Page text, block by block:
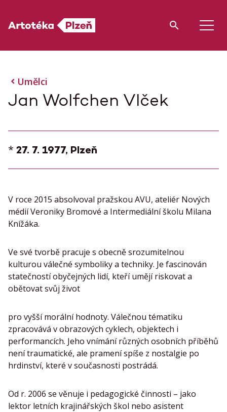
Umělci
Jan Wolfchen Vlček
* 27. 7. 1977, Plzeň
V roce 2015 absolvoval pražskou AVU, ateliér Nových
médií Veroniky Bromové a Intermediální školu Milana
Knížáka.
Ve své tvorbě pracuje s obecně srozumitelnou
kulturou válečné symboliky a techniky. Je fascinován
statečností obyčejných lidí, kteří umějí riskovat a
obětovat svůj život
pro vyšší morální hodnoty. Válečnou tématiku
zpracovává v obrazových cyklech, objektech i
performancích. Jeho vnímání různých osobních příběhů
není traumatické, ale pramení spíše z nostalgie po
hrdinství, které v současnosti postrádá.
Od r. 2006 se věnuje i pedagogické činnosti – jako
lektor letních krajinářských škol nebo asistent